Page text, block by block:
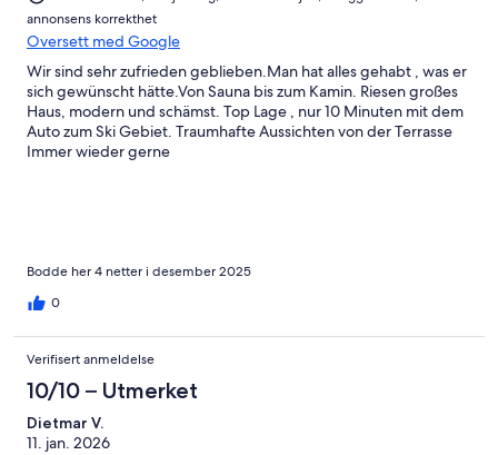
annonsens korrekthet
Oversett med Google
Wir sind sehr zufrieden geblieben.Man hat alles gehabt , was er
sich gewünscht hätte.Von Sauna bis zum Kamin. Riesen großes
Haus, modern und schämst. Top Lage , nur 10 Minuten mit dem
Auto zum Ski Gebiet. Traumhafte Aussichten von der Terrasse
Immer wieder gerne
Bodde her 4 netter i desember 2025
0
Verifisert anmeldelse
10/10 – Utmerket
Dietmar V.
11. jan. 2026